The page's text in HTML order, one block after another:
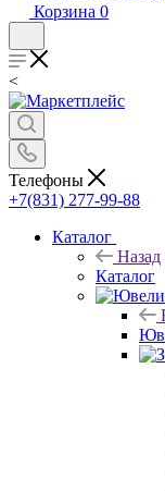
Корзина 0
<
Телефоны
+7(831) 277-99-88
Каталог
Назад
Каталог